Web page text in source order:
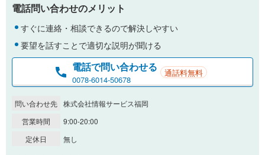
電話問い合わせのメリット
すぐに連絡・相談できるので解決しやすい
要望を話すことで適切な説明が聞ける
電話で問い合わせる
0078-6014-50678
通話料無料
問い合わせ先 株式会社情報サービス福岡
営業時間
9:00-20:00
定休日
無し